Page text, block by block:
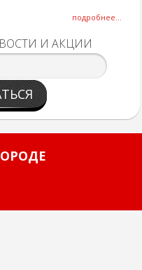
подробнее...
И АКЦИИ